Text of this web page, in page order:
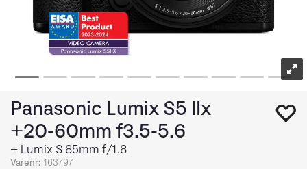
Panasonic Lumix S5 IIx
+20-60mm f3.5-5.6
+ Lumix S 85mm f/1.8
Varenr: 163797